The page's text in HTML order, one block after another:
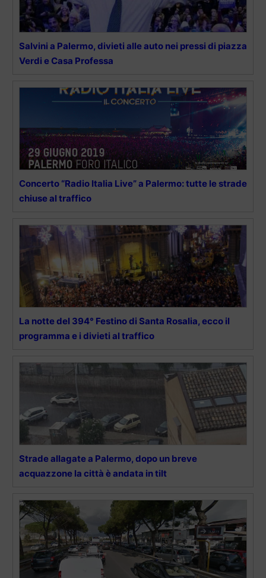
Salvini a Palermo, divieti alle auto nei pressi di piazza
Verdi e Casa Professa
Concerto “Radio Italia Live” a Palermo: tutte le strade
chiuse al traffico
La notte del 394° Festino di Santa Rosalia, ecco il
programma e i divieti al traffico
Strade allagate a Palermo, dopo un breve
acquazzone la città è andata in tilt